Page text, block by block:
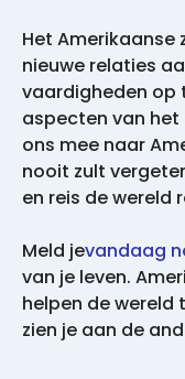
Het Amerikaanse
nieuwe relaties
vaardigheden op
aspecten van het
ons mee naar
nooit zult
en reis de wereld
Meld jevandaag
van je leven.
helpen de wereld
zien je aan de